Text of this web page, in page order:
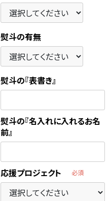
熨斗の有無
熨斗の『表書き』
熨斗の『名入れに入れるお名
前』
応援プロジェクト 必須